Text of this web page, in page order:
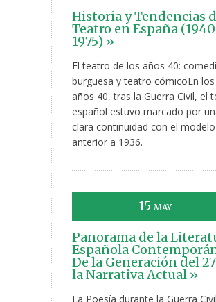
Historia y Tendencias
Teatro en España
1975) »
El teatro de los años 40:
burguesa y teatro cómicoEn los
años 40, tras la Guerra Civil, el
español estuvo marcado por
clara continuidad con el modelo
anterior a 1936.
15 MAY
Panorama de la
Española
De la Generación del
la Narrativa Actual »
La Poesía durante la Guerra